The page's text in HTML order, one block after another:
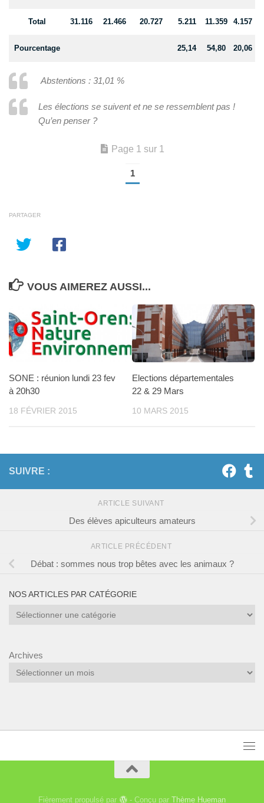
Total 31.116 21.466 20.727 5.211 11.359 4.157
Pourcentage 25,14 54,80 20,06
Abstentions : 31,01 %
Les élections se suivent et ne se ressemblent pas !
Qu’en penser ?
Page 1 sur 1
1
PARTAGER
VOUS AIMEREZ AUSSI...
SONE : réunion lundi 23 fev
à 20h30
18 FÉVRIER 2015
Elections départementales
22 & 29 Mars
10 MARS 2015
SUIVRE :
ARTICLE SUIVANT
Des élèves apiculteurs amateurs
ARTICLE PRÉCÉDENT
Débat : sommes nous trop bêtes avec les animaux ?
NOS ARTICLES PAR CATÉGORIE
Nos
catégorie
Archives
Fièrement propulsé par - Conçu par Thème Hueman